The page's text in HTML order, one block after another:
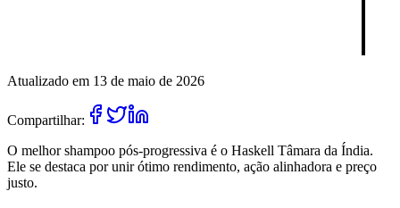
Atualizado em 13 de maio de 2026
Compartilhar:
O melhor shampoo pós-progressiva é o Haskell Tâmara da Índia.
Ele se destaca por unir ótimo rendimento, ação alinhadora e preço
justo.